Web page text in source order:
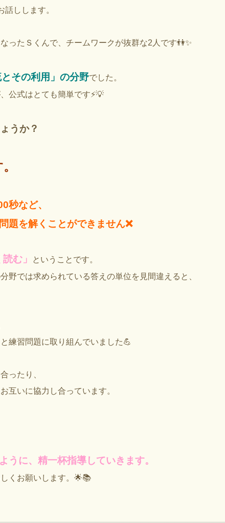
しします。
ったＳくんで、チームワークが抜群な2人です👫✨
とその利用」の分野でした。
公式はとても簡単です⚡️💡
うか？
秒など、
題を解くことができません❌
む」
ということです。
野では求められている答えの単位を見間違えると、
練習問題に取り組んでいました💪
ったり、
互いに協力し合っています。
うに、精一杯指導していきます。
くお願いします。🌟📚